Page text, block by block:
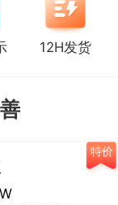
12H发货
特价